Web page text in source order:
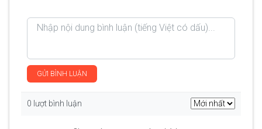
GỬI BÌNH LUẬN
0 lượt bình luận